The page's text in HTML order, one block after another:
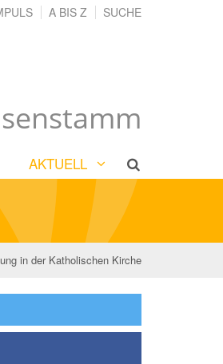
A BIS Z SUCHE
AKTUELL
in der Katholischen Kirche